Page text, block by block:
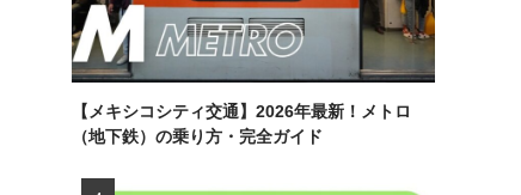
【メキシコシティ交通】2026年最新！メトロ
（地下鉄）の乗り方・完全ガイド